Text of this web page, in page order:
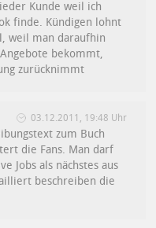
Kunde weil ich
finde. Kündigen lohnt
weil man daraufhin
bekommt,
zurücknimmt
03.12.2011, 19:48 Uhr
zum Buch
die Fans. Man darf
Jobs als nächstes aus
beschreiben die